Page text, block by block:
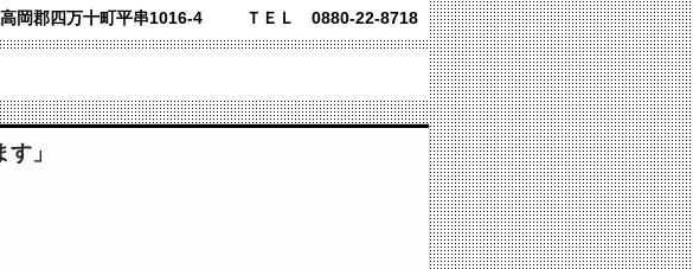
岡郡四万十町平串1016-4 ＴＥＬ 0880-22-8718
」